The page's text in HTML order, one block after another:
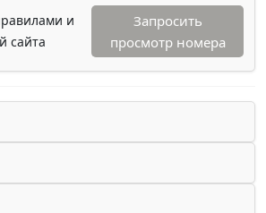
и
сайта
Запросить
просмотр номера